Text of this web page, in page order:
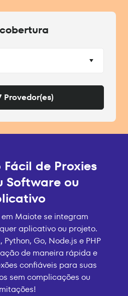
Provedor(es)
de Proxies
Software ou
Maiote se integram
aplicativo ou projeto.
Go, Node.js e PHP
de maneira rápida e
confiáveis para suas
sem complicações ou